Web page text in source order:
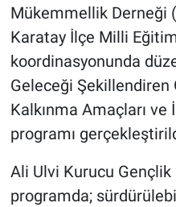
Mükemmellik Derneği
Karatay İlçe Milli
koordinasyonunda
Geleceği
Kalkınma Amaçları ve
programı
Ali Ulvi Kurucu
programda;